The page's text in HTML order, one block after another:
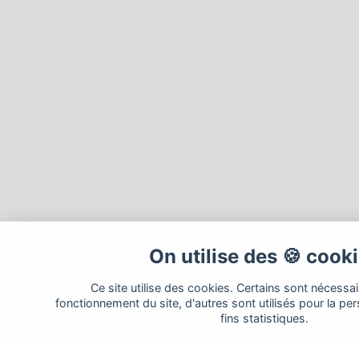
On utilise des 🍪
Ce site utilise des cookies. Certains sont
fonctionnement du site, d'autres sont utilisés pour la
fins statistiques.